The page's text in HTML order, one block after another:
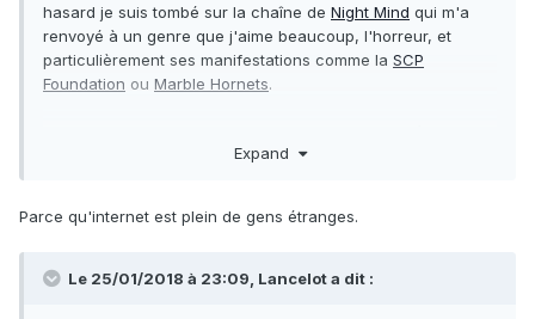
hasard je suis tombé sur la chaîne de Night Mind qui m'a
renvoyé à un genre que j'aime beaucoup, l'horreur, et
particulièrement ses manifestations comme la SCP
Foundation ou Marble Hornets.
pourquoi l'horreur a-t-elle trouvé un terrain si fertile sur
Expand
Parce qu'internet est plein de gens étranges.
Le 25/01/2018 à 23:09, Lancelot a dit :